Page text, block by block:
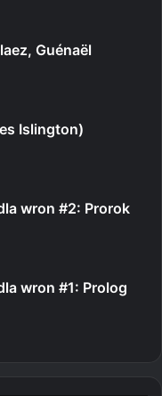
Guénaël
Islington)
wron #2: Prorok
wron #1: Prolog